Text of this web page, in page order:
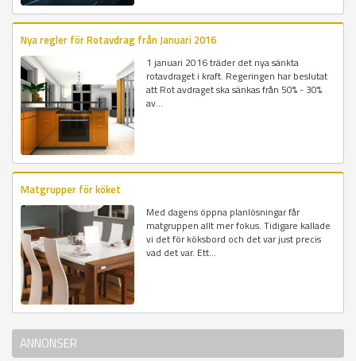
Nya regler för Rotavdrag från Januari 2016
1 januari 2016 träder det nya sänkta
rotavdraget i kraft. Regeringen har beslutat
att Rot avdraget ska sänkas från 50% - 30%
av...
Matgrupper för köket
Med dagens öppna planlösningar får
matgruppen allt mer fokus. Tidigare kallade
vi det för köksbord och det var just precis
vad det var. Ett...
ANNONSER